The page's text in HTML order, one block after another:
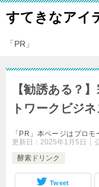
すてきなアイ
「PR」
【勧誘ある？
トワークビジ
「PR」本ページはプロ
更新日： 2025年1月5日
酵素ドリンク
Tweet